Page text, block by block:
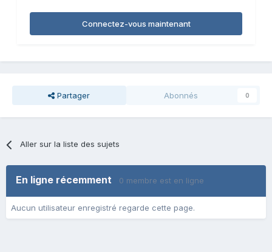
Connectez-vous maintenant
Partager Abonnés 0
Aller sur la liste des sujets
En ligne récemment 0 membre est en ligne
Aucun utilisateur enregistré regarde cette page.